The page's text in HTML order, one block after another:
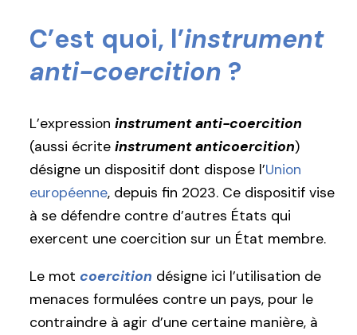
C’est quoi, l’instrument
anti-coercition ?
L’expression instrument anti-coercition
(aussi écrite instrument anticoercition)
désigne un dispositif dont dispose l’Union
européenne, depuis fin 2023. Ce dispositif vise
à se défendre contre d’autres États qui
exercent une coercition sur un État membre.
Le mot coercition désigne ici l’utilisation de
menaces formulées contre un pays, pour le
contraindre à agir d’une certaine manière, à